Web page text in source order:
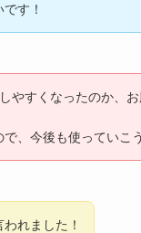
す！
やすくなったのか、
、今後も使っていこ
れました！